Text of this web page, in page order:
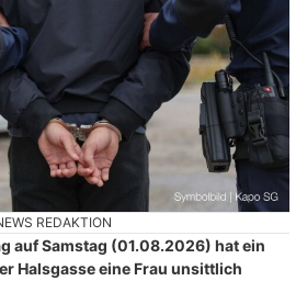
REDAKTION
auf Samstag (01.08.2026) hat ein
Halsgasse eine Frau unsittlich